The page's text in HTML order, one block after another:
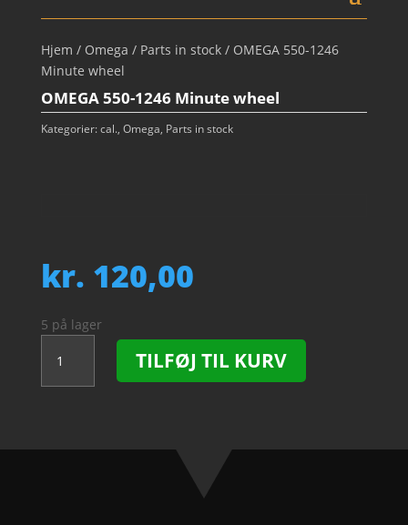
Hjem / Omega / Parts in stock/ OMEGA 550-1246
Minute wheel
OMEGA 550-1246 Minute wheel
Kategorier:cal., Omega, Parts in stock
kr. 120,00
5 på lager
550-
1246
antal
TILFØJ TIL KURV